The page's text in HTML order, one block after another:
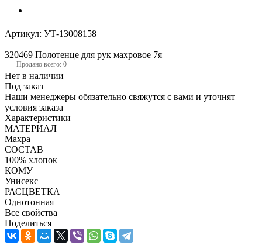
Артикул: УТ-13008158
320469 Полотенце для рук махровое 7я
Продано всего: 0
Нет в наличии
Под заказ
Наши менеджеры обязательно свяжутся с вами и уточнят
условия заказа
Характеристики
МАТЕРИАЛ
Махра
СОСТАВ
100% хлопок
КОМУ
Унисекс
РАСЦВЕТКА
Однотонная
Все свойства
Поделиться